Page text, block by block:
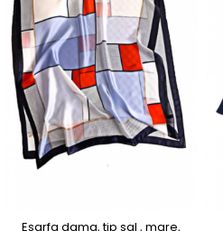
Esarfa dama, tip sal , mare,